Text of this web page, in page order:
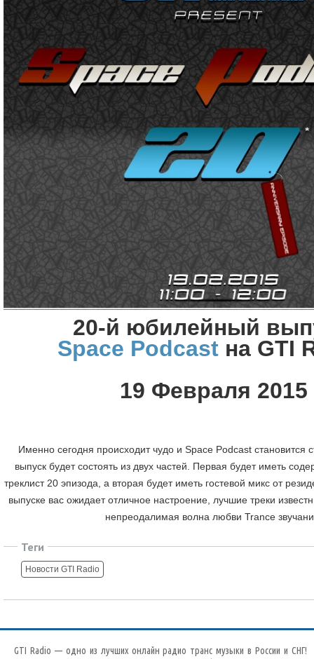
20-й юбилейный
Space Podcastна GTI
19 Февраля 2015
Именно сегодня происходит чудо и Space Podcast становится
выпуск будет состоять из двух частей. Первая будет иметь
треклист 20 эпизода, а вторая будет иметь гостевой микс от
выпуске вас ожидает отличное настроение, лучшие треки
непреодалимая волна любви Trance
Теги
Новости GTI Radio
GTI Radio — одно из лучших онлайн радио транс музыки в России и СНГ!